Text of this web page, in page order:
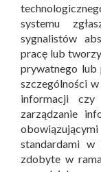
systemu
sygnalistów
pracę lub
prywatnego lub
szczególności
informacji czy
zarządzanie
standardami
zdobyte w